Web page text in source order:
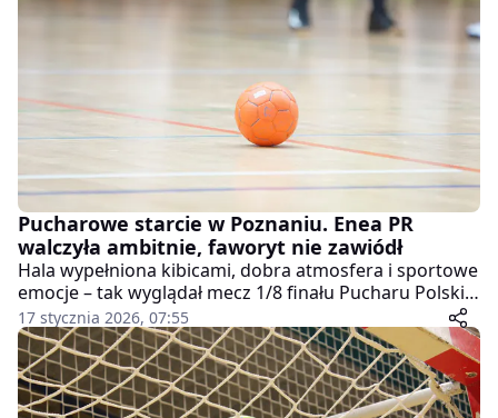
Pucharowe starcie w Poznaniu. Enea PR
walczyła ambitnie, faworyt nie zawiódł
Hala wypełniona kibicami, dobra atmosfera i sportowe
emocje – tak wyglądał mecz 1/8 finału Pucharu Polski
piłkarek ręcznych pomiędzy Enea Piłka Ręczna Poznań
a Enea MKS Gniezno. Spotkanie zakończyło się
wyraźnym zwycięstwem zespołu z Gniezna 35:24,
jednak poznanianki mogą zejść z parkietu z
podniesionymi głowami.
17 stycznia 2026, 07:55